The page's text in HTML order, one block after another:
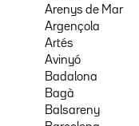
Arenys de Mar
Argençola
Artés
Avinyó
Badalona
Bagà
Balsareny